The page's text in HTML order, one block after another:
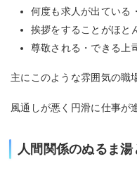
何度も求人が出ている
挨拶をすることがほと
尊敬される・できる上
主にこのような雰囲気の職
風通しが悪く円滑に仕事が
人間関係のぬるま